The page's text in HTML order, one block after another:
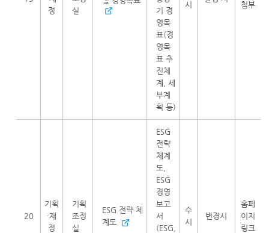
정
실
기 경
영목
표(경
영목
표 추
진체
계, 세
부계
획 등)
시 첨부
20
기획
·재
정
기획
조정
실
ESG 전략 체
계도
ESG
전략
체계
도,
ESG
경영
보고
서
(ESG,
수
시
변경시
홈페
이지
링크